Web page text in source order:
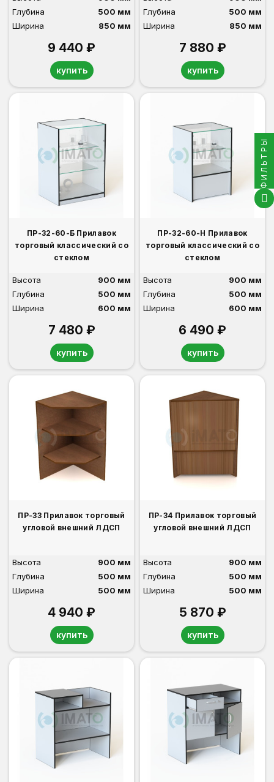
Глубина
500 мм
Ширина
850 мм
9 440 ₽
купить
Глубина
500 мм
Ширина
850 мм
7 880 ₽
купить
ПР-32-60-Б Прилавок
торговый классический со
стеклом
Высота
900 мм
Глубина
500 мм
Ширина
600 мм
7 480 ₽
купить
ПР-32-60-Н Прилавок
торговый классический со
стеклом
Высота
900 мм
Глубина
500 мм
Ширина
600 мм
6 490 ₽
купить
ПР-33 Прилавок торговый
угловой внешний ЛДСП
Высота
900 мм
Глубина
500 мм
Ширина
500 мм
4 940 ₽
купить
ПР-34 Прилавок торговый
угловой внешний ЛДСП
Высота
900 мм
Глубина
500 мм
Ширина
500 мм
5 870 ₽
купить
ФИЛЬТРЫ